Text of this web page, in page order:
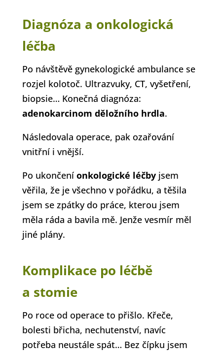
Diagnóza a onkologická
léčba
Po návštěvě gynekologické ambulance se
rozjel kolotoč. Ultrazvuky, CT, vyšetření,
biopsie… Konečná diagnóza:
adenokarcinom děložního hrdla.
Následovala operace, pak ozařování
vnitřní i vnější.
Po ukončení onkologické léčbyjsem
věřila, že je všechno v pořádku, a těšila
jsem se zpátky do práce, kterou jsem
měla ráda a bavila mě. Jenže vesmír měl
jiné plány.
Komplikace po léčbě
a stomie
Po roce od operace to přišlo. Křeče,
bolesti břicha, nechutenství, navíc
potřeba neustále spát… Bez čípku jsem